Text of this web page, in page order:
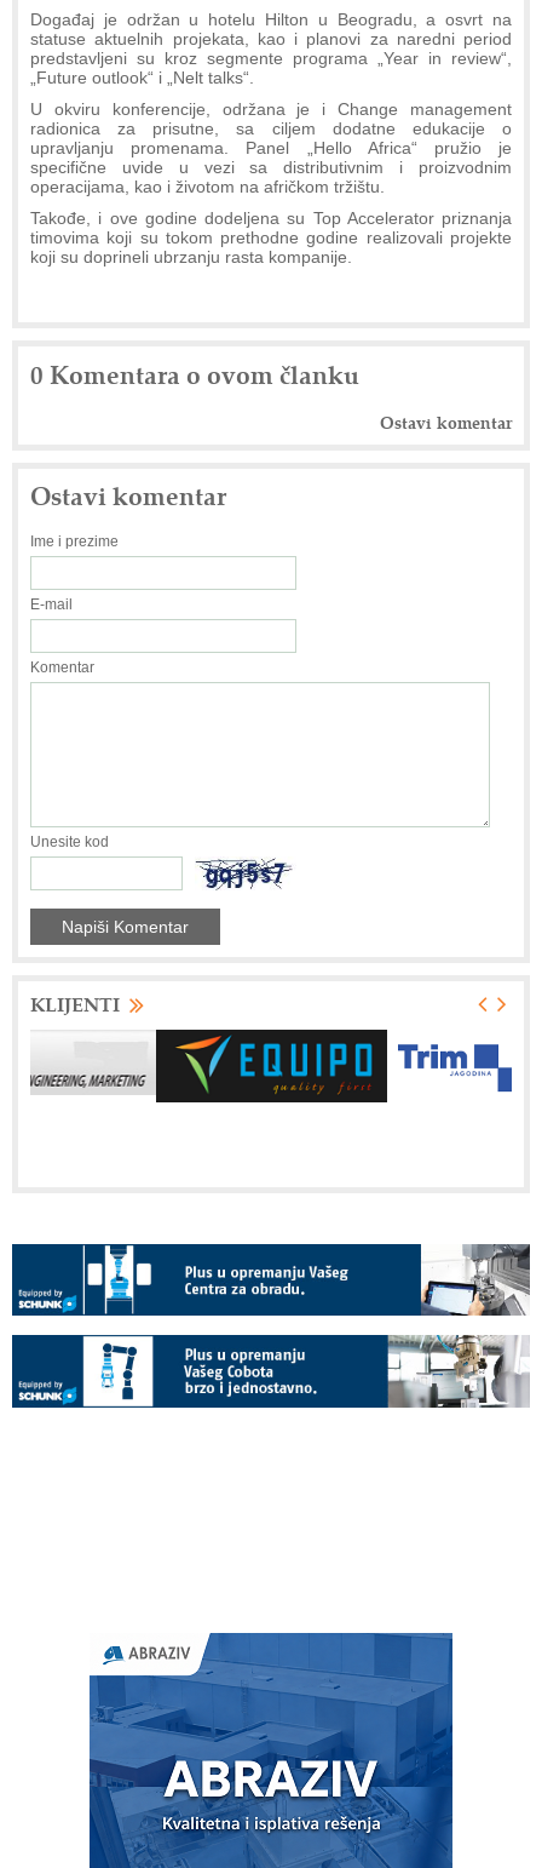
Događaj je održan u hotelu Hilton u Beogradu, a osvrt na
statuse aktuelnih projekata, kao i planovi za naredni period
predstavljeni su kroz segmente programa „Year in review“,
„Future outlook“ i „Nelt talks“.
U okviru konferencije, održana je i Change management
radionica za prisutne, sa ciljem dodatne edukacije o
upravljanju promenama. Panel „Hello Africa“ pružio je
specifične uvide u vezi sa distributivnim i proizvodnim
operacijama, kao i životom na afričkom tržištu.
Takođe, i ove godine dodeljena su Top Accelerator priznanja
timovima koji su tokom prethodne godine realizovali projekte
koji su doprineli ubrzanju rasta kompanije.
0 Komentara o ovom članku
Ostavi komentar
Ostavi komentar
Ime i prezime
E-mail
Komentar
Unesite kod
KLIJENTI